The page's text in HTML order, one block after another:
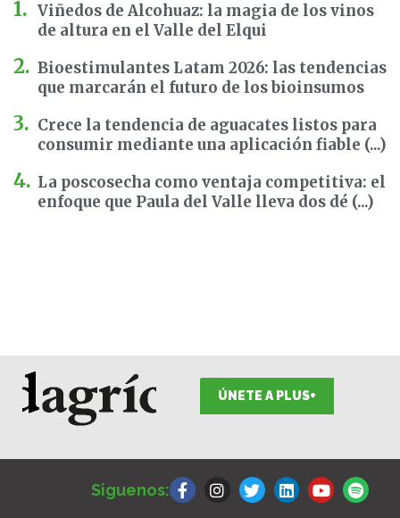
Viñedos de Alcohuaz: la magia de los vinos
de altura en el Valle del Elqui
Bioestimulantes Latam 2026: las tendencias
que marcarán el futuro de los bioinsumos
Crece la tendencia de aguacates listos para
consumir mediante una aplicación fiable (...)
La poscosecha como ventaja competitiva: el
enfoque que Paula del Valle lleva dos dé (...)
ÚNETE A PLUS+
Siguenos:
a
c
n
s
w
i
i
n
o
u
p
o